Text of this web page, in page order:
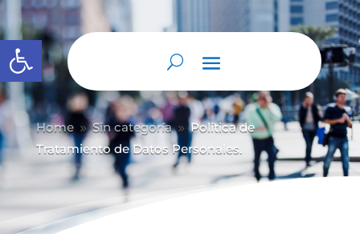
Abrir barra de herramientas
Home 9 Sin categoría 9 Política de
Tratamiento de Datos Personales.